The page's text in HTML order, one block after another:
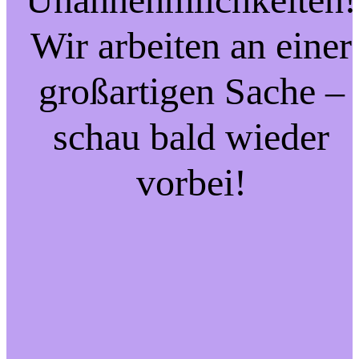
Wir arbeiten an einer
großartigen Sache –
schau bald wieder
vorbei!